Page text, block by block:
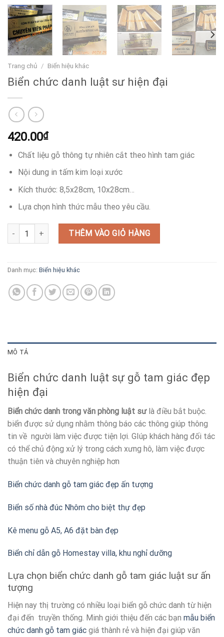
Trang chủ / Biển hiệu khác
Biển chức danh luật sư hiện đại
420.00₫
Chất liệu gỗ thông tự nhiên cắt theo hình tam giác
Nội dung in tấm kim loại xước
Kích thước: 8,5x28cm, 10x28cm…
Lựa chọn hình thức mẫu theo yêu cầu.
Biển chức danh luật sư hiện đại số lượng
THÊM VÀO GIỎ HÀNG
Danh mục: Biển hiệu khác
MÔ TẢ
Biển chức danh luật sự gỗ tam giác đẹp
hiện đại
Biển chức danh trong văn phòng luật sưlà điều bắt buộc.
biển được sử dụng nhằm thông báo các thông giúp thông
tin về người làm việc được tiện lợi. GIúp khách hàng đối tác
có thể chủ động xử lý trong cách xưng hô, làm việc được
thuận tiên và chuyên nghiệp hơn
Biển chức danh gỗ tam giác đẹp ấn tượng
Biển số nhà đúc Nhôm cho biệt thự đẹp
Kê menu gỗ A5, A6 đặt bàn đẹp
Biển chỉ dẫn gỗ Homestay villa, khu nghỉ dưỡng
Lựa chọn biển chức danh gỗ tam giác luật sư ấn
tượng
Hiện nay thị trường có nhiều loại biển gỗ chức danh từ hiện
đại đến truyền thống. Minh giới thiệu đến các bạn mẫu biển
chức danh gỗ tam giác giá thành rẻ và hiện đại giúp văn